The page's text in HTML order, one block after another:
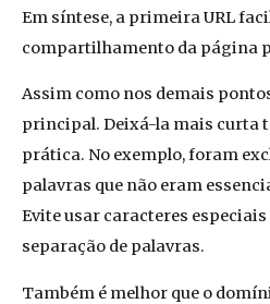
Em síntese, a primeira URL
compartilhamento da página
Assim como nos demais
principal. Deixá-la mais curta
prática. No exemplo, foram
palavras que não eram
Evite usar caracteres
separação de palavras.
Também é melhor que o